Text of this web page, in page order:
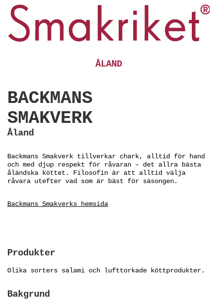
ÅLAND
BACKMANS
SMAKVERK
Åland
Backmans Smakverk tillverkar chark, alltid för hand
och med djup respekt för råvaran – det allra bästa
åländska köttet. Filosofin är att alltid välja
råvara utefter vad som är bäst för säsongen.
Backmans Smakverks hemsida
Produkter
Olika sorters salami och lufttorkade köttprodukter.
Bakgrund